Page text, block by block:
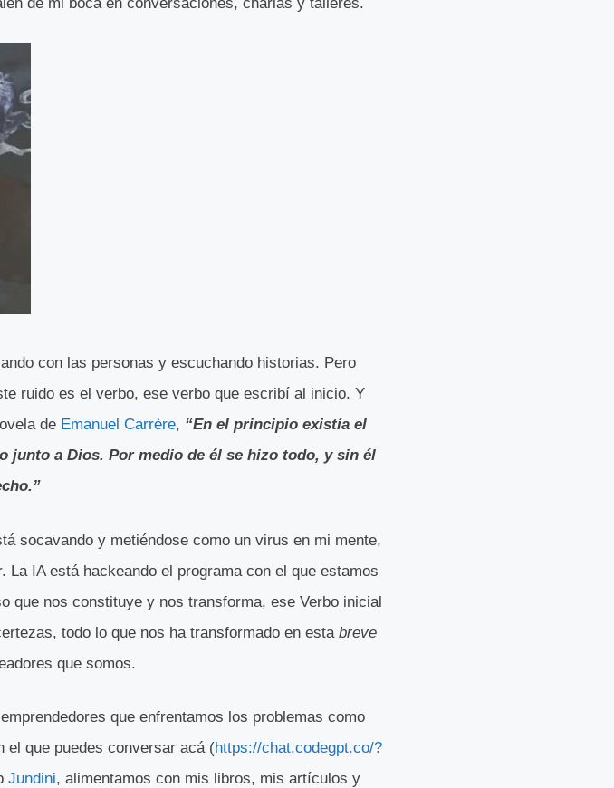
con las personas y escuchando historias. Pero
ruido es el verbo, ese verbo que escribí al inicio. Y
de Emanuel Carrère, “En el principio existía el
junto a Dios. Por medio de él se hizo todo, y sin él
socavando y metiéndose como un virus en mi mente,
IA está hackeando el programa con el que estamos
que nos constituye y nos transforma, ese Verbo inicial
todo lo que nos ha transformado en esta breve
que somos.
que enfrentamos los problemas como
el que puedes conversar acá (https://chat.codegpt.co/?
Jundini, alimentamos con mis libros, mis artículos y